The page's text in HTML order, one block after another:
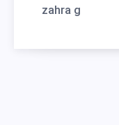
zahra g